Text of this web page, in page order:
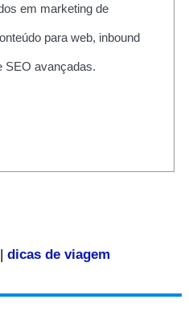
em marketing de
para web, inbound
SEO avançadas.
dicas de viagem